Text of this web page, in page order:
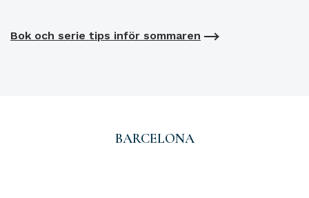
Bok och serie tips inför sommaren
BARCELONA